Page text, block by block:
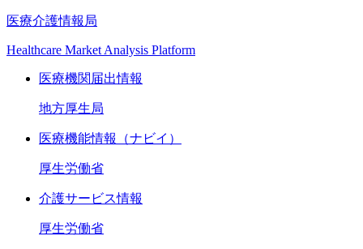
医療介護情報局
Healthcare Market Analysis Platform
医療機関届出情報
地方厚生局
医療機能情報（ナビイ）
厚生労働省
介護サービス情報
厚生労働省